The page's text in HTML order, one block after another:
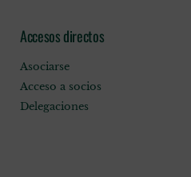
Accesos directos
Asociarse
Acceso a socios
Delegaciones